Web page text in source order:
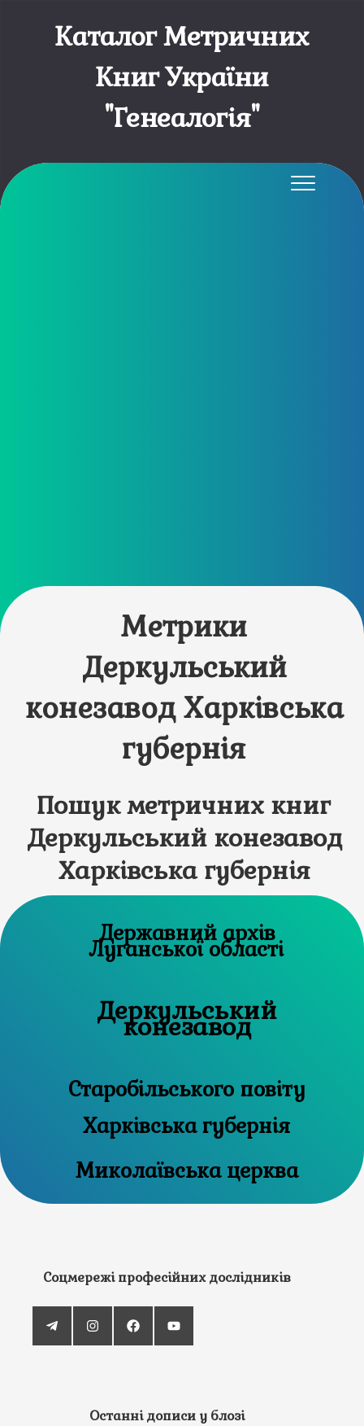
Каталог Метричних
Книг України
"Генеалогія"
Метрики
Деркульський
конезавод Харківська
губернія
Пошук метричних книг
Деркульський конезавод
Харківська губернія
Державний архів
Луганської області
Деркульський
конезавод
Старобільського повіту
Харківська губернія
Миколаївська церква
Соцмережі професійних дослідників
Останні дописи у блозі